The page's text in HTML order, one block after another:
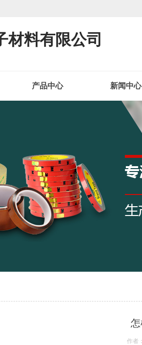
材料有限公司
产品中心 新闻中心
作者